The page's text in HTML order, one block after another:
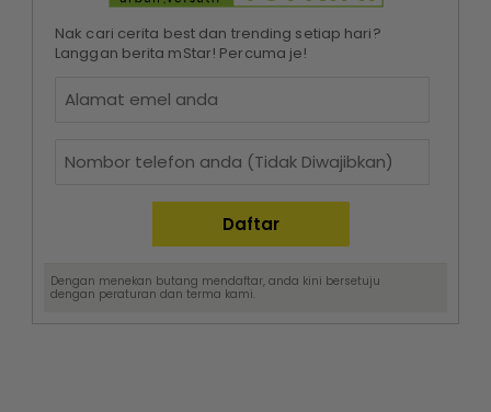
Nak cari cerita best dan trending setiap hari?
Langgan berita mStar! Percuma je!
Dengan menekan butang mendaftar, anda kini bersetuju
dengan peraturan dan terma kami.